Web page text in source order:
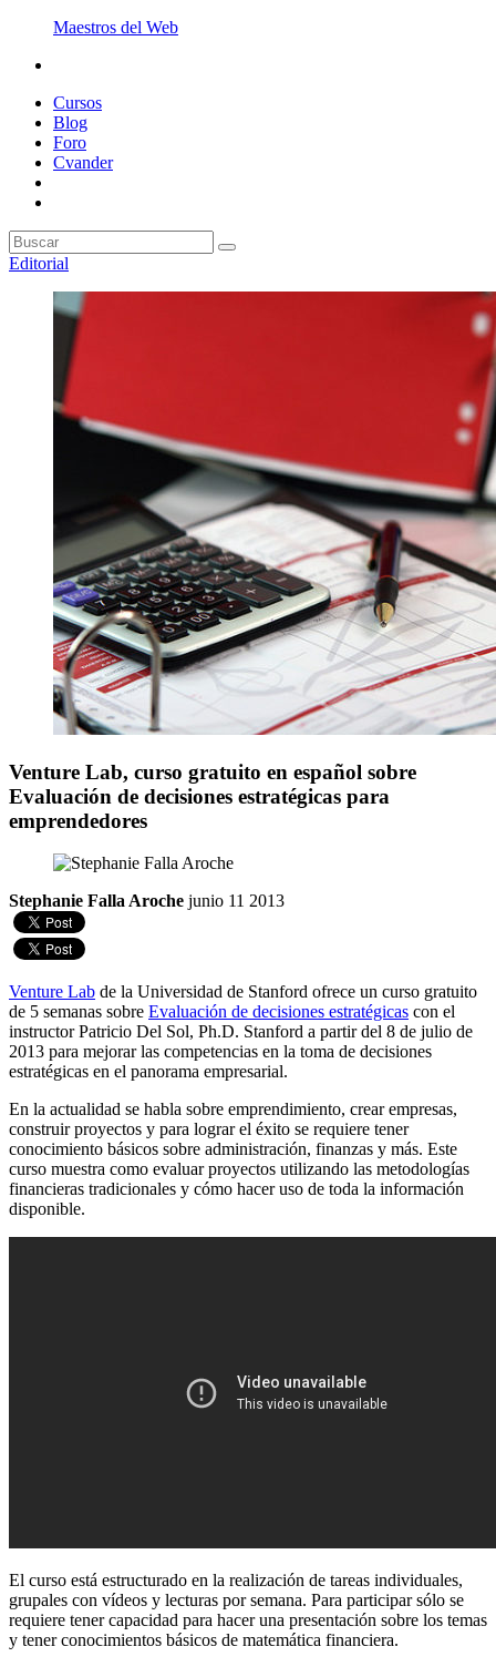
Maestros del Web
Cursos
Blog
Foro
Cvander
Editorial
Venture Lab, curso gratuito en español sobre
Evaluación de decisiones estratégicas para
emprendedores
Stephanie Falla Aroche junio 11 2013
Venture Lab de la Universidad de Stanford ofrece un curso gratuito
de 5 semanas sobre Evaluación de decisiones estratégicas con el
instructor Patricio Del Sol, Ph.D. Stanford a partir del 8 de julio de
2013 para mejorar las competencias en la toma de decisiones
estratégicas en el panorama empresarial.
En la actualidad se habla sobre emprendimiento, crear empresas,
construir proyectos y para lograr el éxito se requiere tener
conocimiento básicos sobre administración, finanzas y más. Este
curso muestra como evaluar proyectos utilizando las metodologías
financieras tradicionales y cómo hacer uso de toda la información
disponible.
El curso está estructurado en la realización de tareas individuales,
grupales con vídeos y lecturas por semana. Para participar sólo se
requiere tener capacidad para hacer una presentación sobre los temas
y tener conocimientos básicos de matemática financiera.